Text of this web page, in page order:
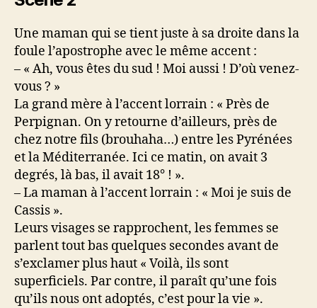
Une maman qui se tient juste à sa droite dans la
foule l’apostrophe avec le même accent :
– « Ah, vous êtes du sud ! Moi aussi ! D’où venez-
vous ? »
La grand mère à l’accent lorrain : « Près de
Perpignan. On y retourne d’ailleurs, près de
chez notre fils (brouhaha…) entre les Pyrénées
et la Méditerranée. Ici ce matin, on avait 3
degrés, là bas, il avait 18° ! ».
– La maman à l’accent lorrain : « Moi je suis de
Cassis ».
Leurs visages se rapprochent, les femmes se
parlent tout bas quelques secondes avant de
s’exclamer plus haut « Voilà, ils sont
superficiels. Par contre, il paraît qu’une fois
qu’ils nous ont adoptés, c’est pour la vie ».